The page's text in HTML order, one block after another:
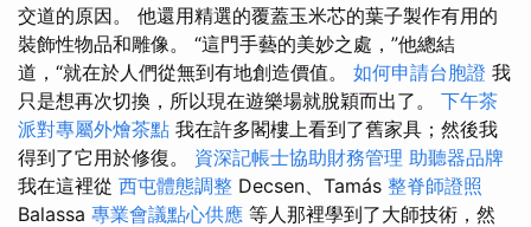
交道的原因。 他還用精選的覆蓋玉米芯的葉子製作有用的
裝飾性物品和雕像。 “這門手藝的美妙之處，”他總結
道，“就在於人們從無到有地創造價值。 如何申請台胞證 我
只是想再次切換，所以現在遊樂場就脫穎而出了。 下午茶
派對專屬外燴茶點 我在許多閣樓上看到了舊家具；然後我
得到了它用於修復。 資深記帳士協助財務管理 助聽器品牌
我在這裡從 西屯體態調整 Decsen、Tamás 整脊師證照
Balassa 專業會議點心供應 等人那裡學到了大師技術，然